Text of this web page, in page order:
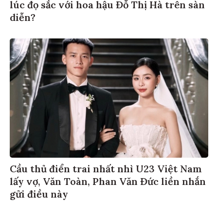
lúc đọ sắc với hoa hậu Đỗ Thị Hà trên sàn
diễn?
Cầu thủ điển trai nhất nhì U23 Việt Nam
lấy vợ, Văn Toàn, Phan Văn Đức liền nhắn
gửi điều này